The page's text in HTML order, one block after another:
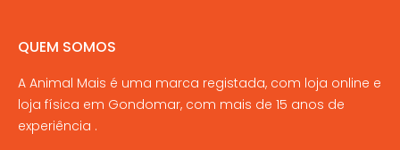
QUEM SOMOS
A Animal Mais é uma marca registada, com loja online e
loja física em Gondomar, com mais de 15 anos de
experiência .